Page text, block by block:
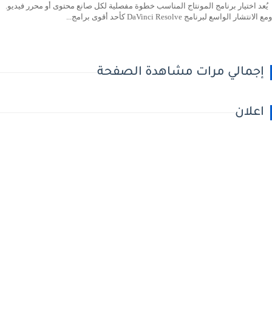
يُعد اختيار برنامج المونتاج المناسب خطوة مفصلية لكل صانع محتوى أو محرر فيديو.
ومع الانتشار الواسع لبرنامج DaVinci Resolve كأحد أقوى برامج...
إجمالي مرات مشاهدة الصفحة
اعلان